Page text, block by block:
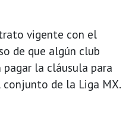
vigente con el
de que algún club
la cláusula para
de la Liga MX.